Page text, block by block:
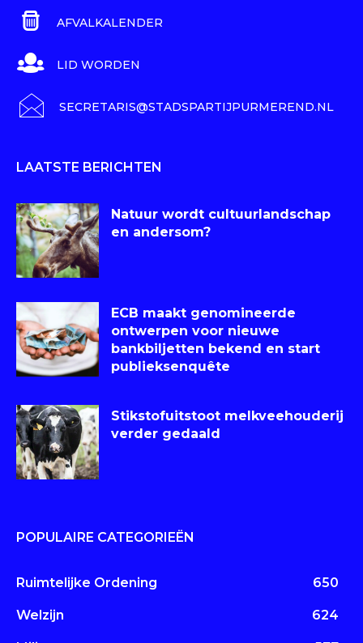
AFVALKALENDER
LID WORDEN
SECRETARIS@STADSPARTIJPURMEREND.NL
LAATSTE BERICHTEN
Natuur wordt cultuurlandschap
en andersom?
ECB maakt genomineerde
ontwerpen voor nieuwe
bankbiljetten bekend en start
publieksenquête
Stikstofuitstoot melkveehouderij
verder gedaald
POPULAIRE CATEGORIEËN
Ruimtelijke Ordening 650
Welzijn 624